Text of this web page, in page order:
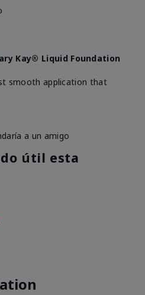
Kay® Liquid Foundation
smooth application that
a un amigo
útil esta